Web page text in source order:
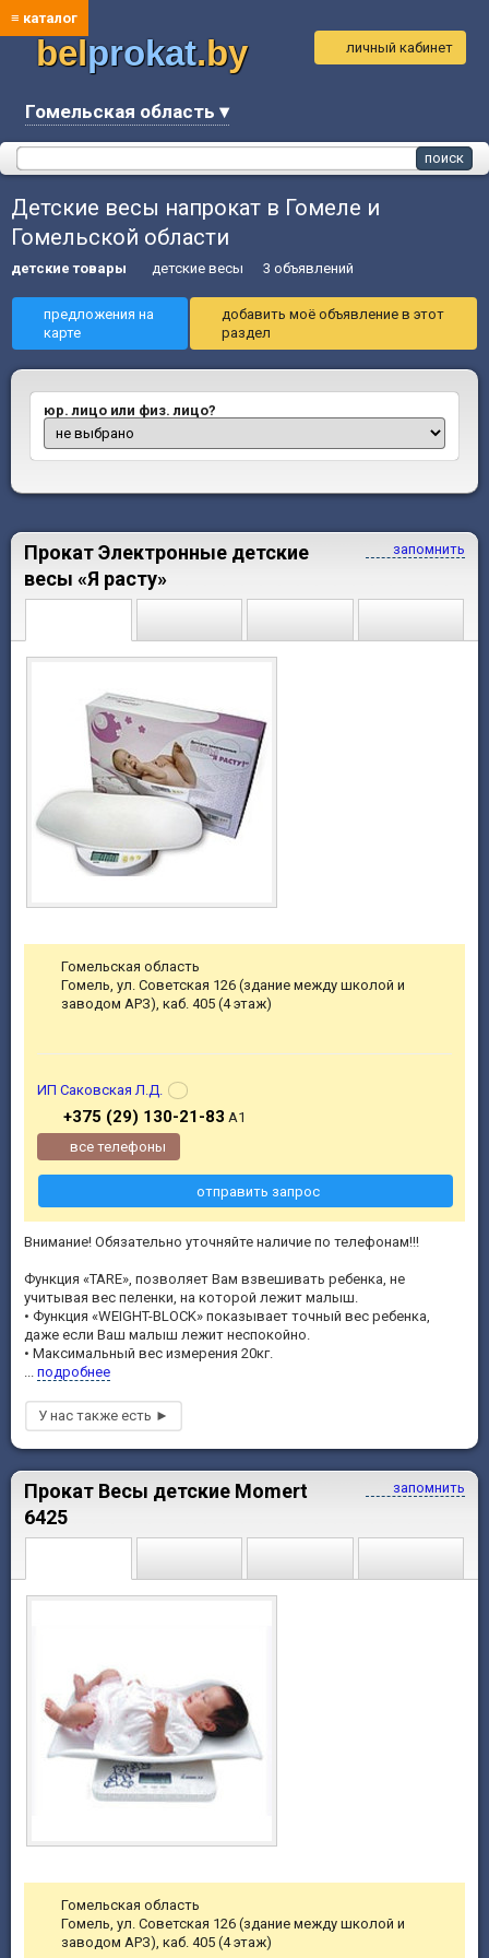
≡ каталог
belprokat.by
Гомельская область ▾
личный кабинет
Детские весы напрокат в Гомеле и
Гомельской области
детские товары детские весы 3 объявлений
предложения на
карте
добавить моё объявление в этот
раздел
юр. лицо или физ. лицо?
запомнить
Прокат Электронные детские
весы «Я расту»
Внимание! Обязательно уточняйте наличие по телефонам!!!
Функция «TARE», позволяет Вам взвешивать ребенка, не
учитывая вес пеленки, на которой лежит малыш.
• Функция «WEIGHT-BLOCK» показывает точный вес ребенка,
даже если Ваш малыш лежит неспокойно.
• Максимальный вес измерения 20кг.
... подробнее
Гомельская область
Гомель, ул. Советская 126 (здание между школой и
заводом АРЗ), каб. 405 (4 этаж)
ИП Саковская Л.Д.
+375 (29) 130-21-83 А1
все телефоны
отправить запрос
запомнить
Прокат Весы детские Momert
6425
Гомельская область
Гомель, ул. Советская 126 (здание между школой и
заводом АРЗ), каб. 405 (4 этаж)